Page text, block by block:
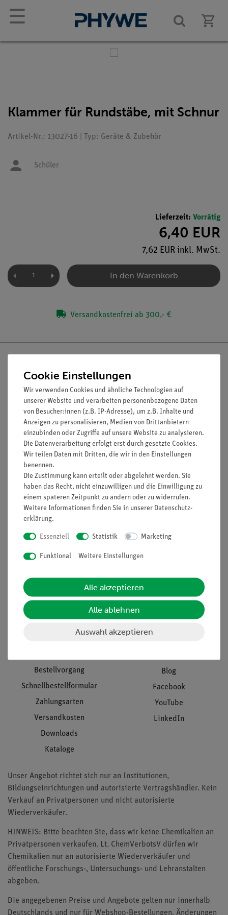
☰
Klammer für Rundstäbe, mit Schnur
Artikel-Nr.: 13027-16 | Typ: Geräte & Zubehör
Schüler
Lieferzeit: Vorrätig
6,40 EUR
7,62 EUR inkl. MwSt.
In den Warenkorb
Versandkostenfrei ab 300,- €
Nach oben
Informationen
Unternehmen
Projekte und Lösungen
Presse
Stellenangebote
Kontakt
AGB
Service
Übersicht Service
Beratung & Showroom
Inventarisierungs- &
Inbetriebnahme & Schulungen
Download &
Support
Bestellvorgang
Schnellbestellformular
Zahlungsarten
Versandkosten
Downloads
Kataloge
Social Media
Blog
Facebook
YouTube
LinkedIn
Unser Angebot richtet sich nur an Institutionen,
Bildungseinrichtungen und autorisierte Vertragshändler. Kein
Verkauf an Privatpersonen und nicht autorisierte
Wiederverkäufer.
HINWEIS: Bitte beachten Sie, dass wir keine Chemikalien an
Privatpersonen verkaufen. Lt. ChemVerbotsV dürfen wir
Chemikalien nur an autorisierte Wiederverkäufer und
öffentliche Forschungs-, Untersuchungs- und Lehranstalten
abgeben.
Die angegebenen Preise und Angebote gelten nur innerhalb
Deutschlands und nur für Webshop-Bestellungen. Änderungen
Cookie Einstellungen
Wir verwenden Cookies und ähnliche Technologien auf
unserer Website und verarbeiten personenbezogene Daten
von Besucher:innen (z.B. IP-Adresse), um z.B. Inhalte und
Anzeigen zu personalisieren, Medien von Drittanbietern
einzubinden oder Zugriffe auf unsere Website zu analysieren.
Die Datenverarbeitung erfolgt erst durch gesetzte Cookies.
Wir teilen Daten mit Dritten, die wir in den Einstellungen
benennen.
Die Zustimmung kann erteilt oder abgelehnt werden. Sie
haben das Recht, nicht einzuwilligen und die Einwilligung zu
einem späteren Zeitpunkt zu ändern oder zu widerrufen.
Weitere Informationen finden Sie in unserer Daten­schutz­
erklärung.
Essenziell Statistik Marketing
Funktional Weitere Einstellungen
Alle akzeptieren
Alle ablehnen
Auswahl akzeptieren